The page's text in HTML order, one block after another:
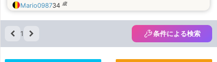
Mario098734 歳
1 条件による検索